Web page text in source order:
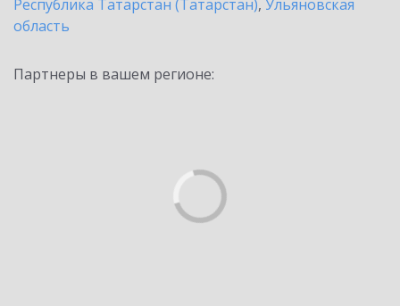
Республика Татарстан (Татарстан), Ульяновская
область
Партнеры в вашем регионе: